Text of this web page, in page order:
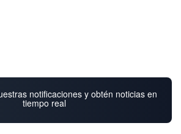
notificaciones y obtén noticias en
tiempo real